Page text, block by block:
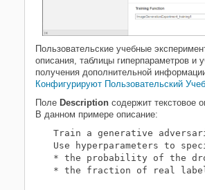
Пользовательские учебные
описания, таблицы гиперпараметров и
получения дополнительной
Конфигурируют Пользовательский
Поле Description содержит текстовое
В данном примере описание:
Train a generative
Use hyperparameters to
* the probability of the
* the fraction of real